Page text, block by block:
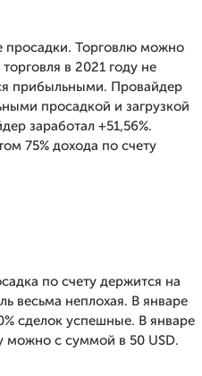
просадки. Торговлю можно
в 2021 году не
прибыльными. Провайдер
просадкой и загрузкой
заработал +51,56%.
75% дохода по счету
по счету держится на
весьма неплохая. В январе
сделок успешные. В январе
можно с суммой в 50 USD.